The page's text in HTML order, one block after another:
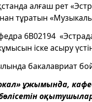
алғаш рет
тұратын
6В02194
іске асыру
бакалавриат
ұжымында,